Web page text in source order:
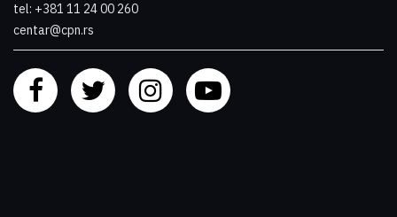
tel: +381 11 24 00 260
centar@cpn.rs